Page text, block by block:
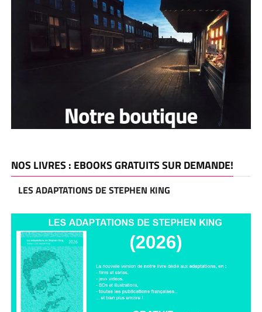
NOS LIVRES : EBOOKS GRATUITS SUR DEMANDE!
LES ADAPTATIONS DE STEPHEN KING